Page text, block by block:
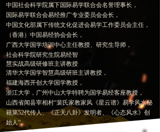
2024年裴氏《星云谱》风水学习传承
风水界的传奇泰斗与星云谱传承之光
中国社会科学院属下国际易学联合会名誉理事长，
国际易学联合会易经推广专业委员会会长，
中国文化部属下传统文化促进会易学工作委员会主任，
（香港） 中国易经协会会长，
广西大学国学培训中心主任教授、研究生导师，
社会科学院研究生院易经智
慧实战高级研修班主讲教授
清华大学国学智慧高级研班主讲教授，
福建海西开创大学国学教授，
浙江大学，广州中山大学特聘为国学易经客座教授，
山西省闻县宰相村“裴氏家教家风《星云谱》易学风水秘
籍第52代传人、《正天八卦》发明者、《心态风水》创
始人”。